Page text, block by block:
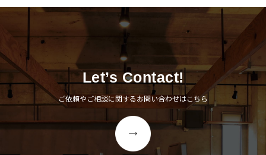
を策定。名刺、封筒などの
ステーショナリーも一新
し、企業VI、採用VIの統一
を図りました。
や企業姿勢、小さいけれど
キラリと光る存在感を伝え
ていくために、コンセプト
ブック制作をはじめとし
た、企業ブランディングプ
ロジェクトが始動しまし
た。
Let’s Contact!
ご依頼やご相談に関するお問い合わせはこちら